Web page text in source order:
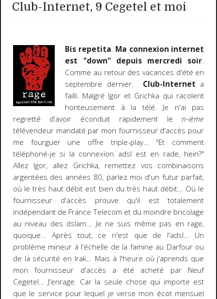
Club-Internet, 9 Cegetel et moi
Bis repetita. Ma connexion internet
est "down" depuis mercredi soir.
Comme au retour des vacances d'été en
septembre dernier. Club-Internet a
failli. Malgré Igor et Grichka qui racolent
honteusement à la télé. Je n'ai pas
regretté d'avoir éconduit rapidement len-ième
télévendeur mandaté par mon fournisseur d'accès pour
me fourguer une offre triple-play... "Et comment
téléphoné-je si la connexion adsl est en rade, hein?"
Allez Igor, allez Grichka, remettez vos combinaisons
argentées des années 80, parlez moi d'un futur parfait,
où le très haut débit est bien du très haut débit... Où le
fournisseur d'accès prouve qu'il est totalement
indépendant de France Telecom et du moindre bricolage
au niveau des dslam... Je ne suis même pas en rage,
quoique... Après tout, ce n'est que de l'adsl... Un
problème mineur à l'échelle de la famine au Darfour ou
de la sécurité en Irak... Mais à l'heure où j'aprends que
mon fournisseur d'accès a été acheté par Neuf
Cegetel... J'enrage. Car la seule chose qui importe est
que le service pour lequel je verse mon écot mensuel